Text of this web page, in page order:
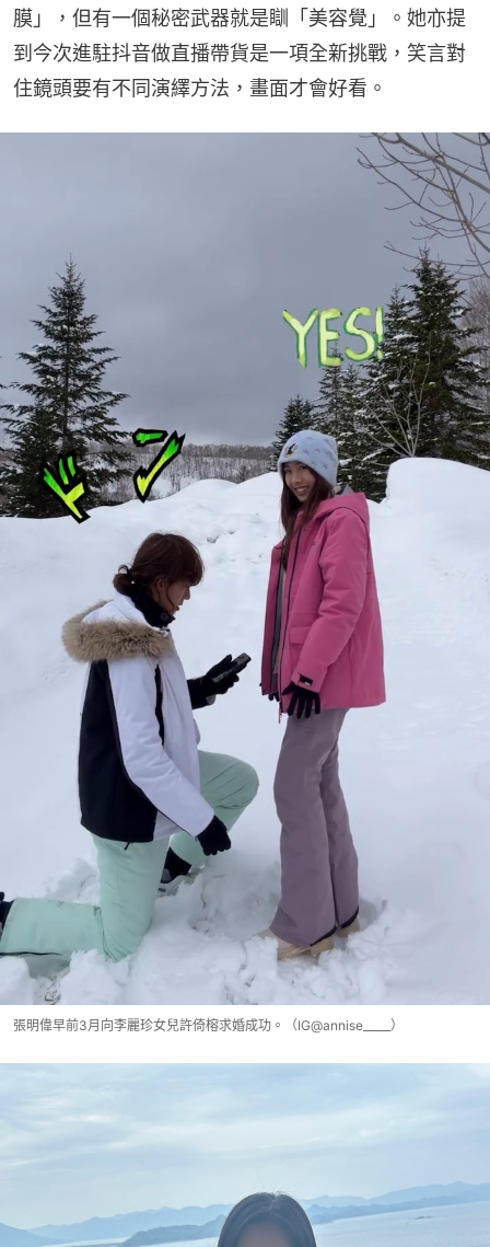
膜」，但有一個秘密武器就是瞓「美容覺」。她亦提
到今次進駐抖音做直播帶貨是一項全新挑戰，笑言對
住鏡頭要有不同演繹方法，畫面才會好看。
張明偉早前3月向李麗珍女兒許倚榕求婚成功。（IG@annise_____）